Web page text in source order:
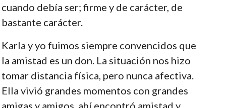
cuando debía ser; firme y de carácter, de
bastante carácter.
Karla y yo fuimos siempre convencidos que
la amistad es un don. La situación nos hizo
tomar distancia física, pero nunca afectiva.
Ella vivió grandes momentos con grandes
amigas y amigos, ahí encontró amistad y